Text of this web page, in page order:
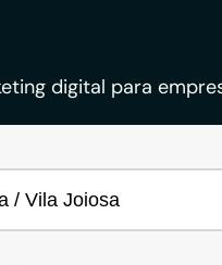
digital para